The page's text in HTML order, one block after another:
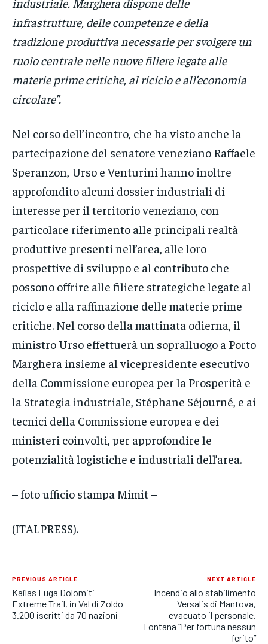
infrastrutture, delle competenze e della
tradizione produttiva necessarie per svolgere un
ruolo centrale nelle nuove filiere legate alle
materie prime critiche, al riciclo e all’economia
circolare”.
Nel corso dell’incontro, che ha visto anche la
partecipazione del senatore veneziano Raffaele
Speranzon, Urso e Venturini hanno inoltre
approfondito alcuni dossier industriali di
interesse per il territorio veneziano, con
particolare riferimento alle principali realtà
produttive presenti nell’area, alle loro
prospettive di sviluppo e al contributo che
possono offrire alle filiere strategiche legate al
riciclo e alla raffinazione delle materie prime
critiche. Nel corso della mattinata odierna, il
ministro Urso effettuerà un sopralluogo a Porto
Marghera insieme al vicepresidente esecutivo
della Commissione europea per la Prosperità e
la Strategia industriale, Stéphane Séjourné, e ai
tecnici della Commissione europea e dei
ministeri coinvolti, per approfondire le
potenzialità logistiche e industriali dell’area.
– foto ufficio stampa Mimit –
(ITALPRESS).
PREVIOUS ARTICLE
Kailas Fuga Dolomiti
Extreme Trail, in Val di Zoldo
3.200 iscritti da 70 nazioni
NEXT ARTICLE
Incendio allo stabilimento
Versalis di Mantova,
evacuato il personale.
Fontana “Per fortuna nessun
ferito”